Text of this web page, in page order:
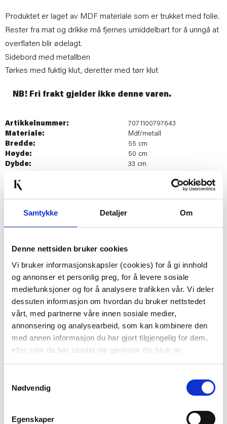
Samtykke Detaljer Om
Denne nettsiden bruker cookies
Vi bruker informasjonskapsler (cookies) for å gi innhold
og annonser et personlig preg, for å levere sosiale
mediefunksjoner og for å analysere trafikken vår. Vi deler
dessuten informasjon om hvordan du bruker nettstedet
vårt, med partnerne våre innen sosiale medier,
annonsering og analysearbeid, som kan kombinere den
med annen informasjon du har gjort tilgjengelig for dem,
eller som de har samlet inn gjennom din bruk av
tjenestene deres.
Nødvendig
Egenskaper
Produktet er laget av MDF materiale som er trukket med folie.
Rester fra mat og drikke må fjernes umiddelbart for å unngå at
overflaten blir ødelagt.
Sidebord med metallben
Tørkes med fuktig klut, deretter med tørr klut
NB! Fri frakt gjelder ikke denne varen.
Artikkelnummer:
7071100797643
Materiale:
Mdf/metall
Bredde:
55 cm
Høyde:
50 cm
Dybde:
33 cm
LYSESTAKE KOMBI
Før
PUTETREKK BIANCA